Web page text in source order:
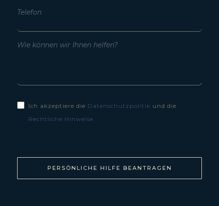
Ich akzeptiere die Datenschutzpolitik und die
Rechtliche Hinweise
PERSÖNLICHE HILFE BEANTRAGEN